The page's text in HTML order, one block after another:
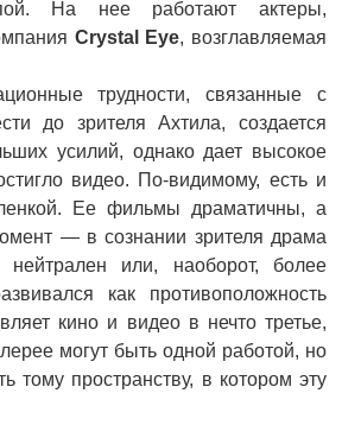
На нее работают актеры,
Crystal Eye, возглавляемая
трудности, связанные с
до зрителя Ахтила, создается
усилий, однако дает высокое
видео. По-видимому, есть и
Ее фильмы драматичны, а
— в сознании зрителя драма
или, наоборот, более
как противоположность
кино и видео в нечто третье,
могут быть одной работой, но
тому пространству, в котором эту